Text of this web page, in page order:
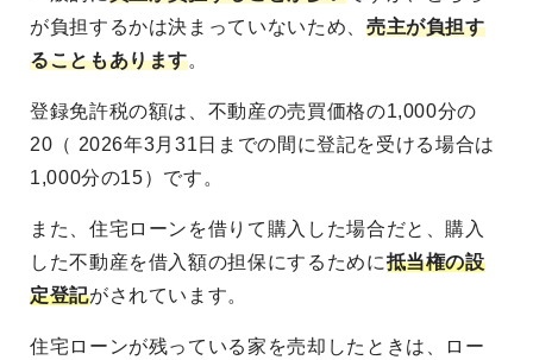
が負担するかは決まっていないため、 売主が負担す
ることもあります。
登録免許税の額は、不動産の売買価格の1,000分の
20（ 2026年3月31日までの間に登記を受ける場合は
1,000分の15）です。
また、住宅ローンを借りて購入した場合だと、購入
した不動産を借入額の担保にするために抵当権の設
定登記がされています。
住宅ローンが残っている家を売却したときは、ロー